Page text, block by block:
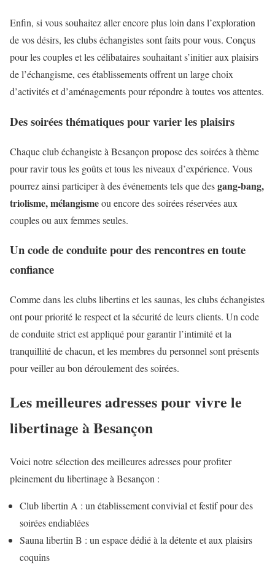
Enfin, si vous souhaitez aller encore plus loin dans l’exploration
de vos désirs, les clubs échangistes sont faits pour vous. Conçus
pour les couples et les célibataires souhaitant s’initier aux plaisirs
de l’échangisme, ces établissements offrent un large choix
d’activités et d’aménagements pour répondre à toutes vos attentes.
Des soirées thématiques pour varier les plaisirs
Chaque club échangiste à Besançon propose des soirées à thème
pour ravir tous les goûts et tous les niveaux d’expérience. Vous
pourrez ainsi participer à des événements tels que desgang-bang,
triolisme, mélangismeou encore des soirées réservées aux
couples ou aux femmes seules.
Un code de conduite pour des rencontres en toute
confiance
Comme dans les clubs libertins et les saunas, les clubs échangistes
ont pour priorité le respect et la sécurité de leurs clients. Un code
de conduite strict est appliqué pour garantir l’intimité et la
tranquillité de chacun, et les membres du personnel sont présents
pour veiller au bon déroulement des soirées.
Les meilleures adresses pour vivre le
libertinage à Besançon
Voici notre sélection des meilleures adresses pour profiter
pleinement du libertinage à Besançon :
Club libertin A : un établissement convivial et festif pour des
soirées endiablées
Sauna libertin B : un espace dédié à la détente et aux plaisirs
coquins